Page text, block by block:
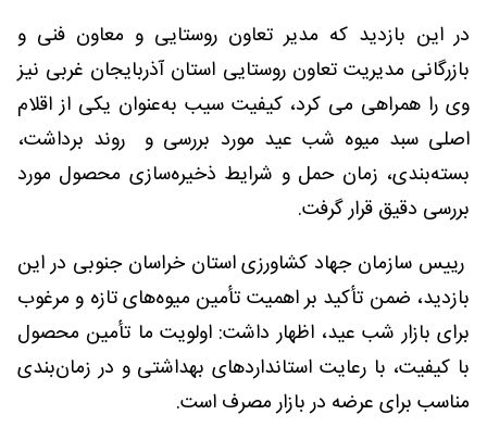
در این بازدید که مدیر تعاون روستایی و معاون فنی و
بازرگانی مدیریت تعاون روستایی استان آذربایجان غربی نیز
وی را همراهی می کرد، کیفیت سیب به‌عنوان یکی از اقلام
اصلی سبد میوه شب عید مورد بررسی و روند برداشت،
بسته‌بندی، زمان حمل و شرایط ذخیره‌سازی محصول مورد
بررسی دقیق قرار گرفت.
رییس سازمان جهاد کشاورزی استان خراسان جنوبی در این
بازدید، ضمن تأکید بر اهمیت تأمین میوه‌های تازه و مرغوب
برای بازار شب عید، اظهار داشت: اولویت ما تأمین محصول
با کیفیت، با رعایت استانداردهای بهداشتی و در زمان‌بندی
مناسب برای عرضه در بازار مصرف است.